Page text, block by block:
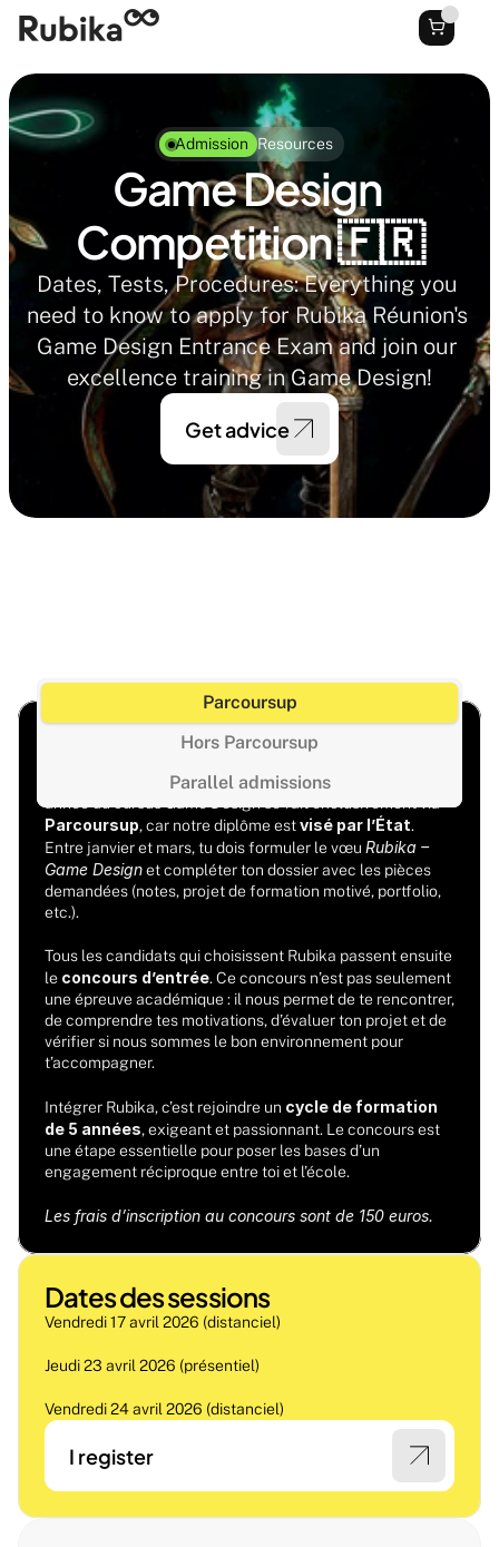
Admission Resources
Game Design
Competition 🇫🇷
Dates, Tests, Procedures: Everything you
need to know to apply for Rubika Réunion's
Game Design Entrance Exam and join our
excellence training in Game Design!
Get advice
Parcoursup
Hors Parcoursup
Parallel admissions
Processus d’inscription en 1re année Game Design
Pour les lycéens en France, ton admission en première
Parcoursup, car notre diplôme est visé par l’État.
Entre janvier et mars, tu dois formuler le vœu Rubika –
Game Design et compléter ton dossier avec les pièces
demandées (notes, projet de formation motivé, portfolio,
etc.).
Tous les candidats qui choisissent Rubika passent ensuite
le concours d’entrée. Ce concours n’est pas seulement
une épreuve académique : il nous permet de te rencontrer,
de comprendre tes motivations, d’évaluer ton projet et de
vérifier si nous sommes le bon environnement pour
t’accompagner.
Intégrer Rubika, c’est rejoindre un cycle de formation
de 5 années, exigeant et passionnant. Le concours est
une étape essentielle pour poser les bases d’un
engagement réciproque entre toi et l’école.
Les frais d’inscription au concours sont de 150 euros.
Dates des sessions
Vendredi 17 avril 2026 (distanciel)
Jeudi 23 avril 2026 (présentiel)
Vendredi 24 avril 2026 (distanciel)
I register